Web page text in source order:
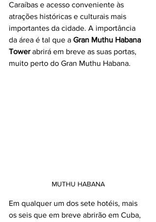
Caraíbas e acesso conveniente às
atrações históricas e culturais mais
importantes da cidade. A importância
da área é tal que a Gran Muthu Habana
Tower abrirá em breve as suas portas,
muito perto do Gran Muthu Habana.
MUTHU HABANA
Em qualquer um dos sete hotéis, mais
os seis que em breve abrirão em Cuba,